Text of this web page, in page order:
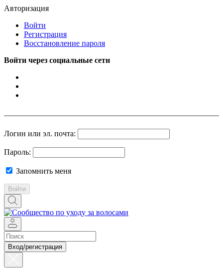
Авторизация
Войти
Регистрация
Восстановление пароля
Войти через социальные сети
Логин или эл. почта:
Пароль:
Запомнить меня
Войти
Вход/регистрация